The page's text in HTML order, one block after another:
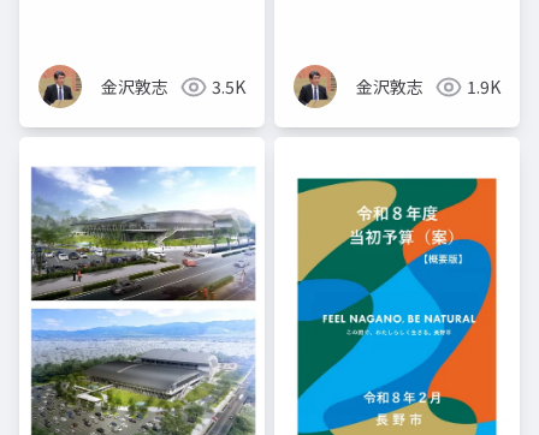
金沢敦志 3.5K 金沢敦志 1.9K